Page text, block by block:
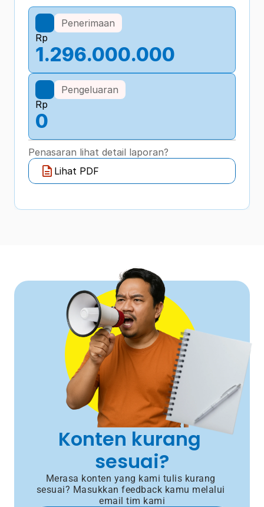
Penerimaan
Rp
1.296.000.000
Pengeluaran
Rp
0
Penasaran lihat detail laporan?
Lihat PDF
Konten kurang
sesuai?
Merasa konten yang kami tulis kurang
sesuai? Masukkan feedback kamu melalui
email tim kami